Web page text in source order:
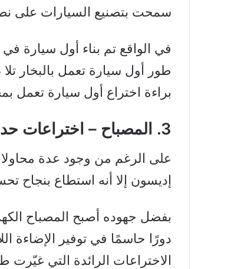
سمحت بتصنيع السيارات على
طور أول سيارة تعمل بالبخار
براءة اختراع أول سيارة تعمل
3. المصباح – اختراعات حديثة غيّرت العالم
على الرغم من وجود عدة
إديسون إلا أنه استطاع بنجاح
بفضل جهوده أصبح المصباح
دورًا حاسمًا في توفير الإضاءة
الاختراعات الرائدة التي غيّرت